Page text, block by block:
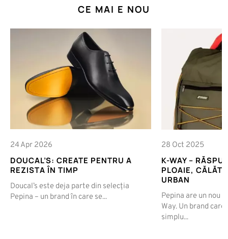
CE MAI E NOU
24 Apr 2026
DOUCAL’S: CREATE PENTRU A
REZISTA ÎN TIMP
Doucal’s este deja parte din selecția
Pepina – un brand în care se...
28 Oct 2025
K-WAY –
PLOAIE,
URBAN
Pepina are un nou
Way. Un brand
simplu...